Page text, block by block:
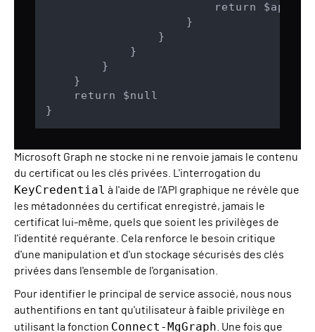
                        return $app
                    }
                }
            }
        }
    }
    return $null
Microsoft Graph ne stocke ni ne renvoie jamais le contenu
du certificat ou les clés privées. L'interrogation du
KeyCredential à l'aide de l'API graphique ne révèle que
les métadonnées du certificat enregistré, jamais le
certificat lui-même, quels que soient les privilèges de
l'identité requérante. Cela renforce le besoin critique
d'une manipulation et d'un stockage sécurisés des clés
privées dans l'ensemble de l'organisation.
Pour identifier le principal de service associé, nous nous
authentifions en tant qu'utilisateur à faible privilège en
utilisant la fonction Connect-MgGraph . Une fois que